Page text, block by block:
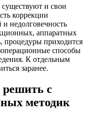
и свои
коррекции
недолговечность
аппаратных
процедуры приходится
способы
К отдельным
заранее.
с
методик